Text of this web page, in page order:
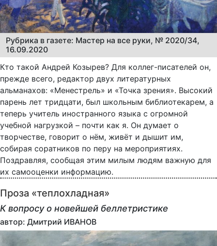
Рубрика в газете: Мастер на все руки, № 2020/34,
16.09.2020
Кто такой Андрей Козырев? Для коллег-писателей он,
прежде всего, редактор двух литературных
альманахов: «Менестрель» и «Точка зрения». Высокий
парень лет тридцати, был школьным библиотекарем, а
теперь учитель иностранного языка с огромной
учебной нагрузкой – почти как я. Он думает о
творчестве, говорит о нём, живёт и дышит им,
собирая соратников по перу на мероприятиях.
Поздравляя, сообщая этим милым людям важную для
их самооценки информацию.
Проза «теплохладная»
К вопросу о новейшей беллетристике
автор: Дмитрий ИВАНОВ